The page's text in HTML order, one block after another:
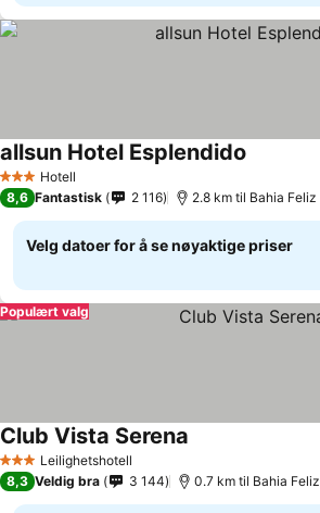
3 StjernerHotell
allsun Hotel Esplendido
8,6 Fantastisk 2 116 2.8 km til Bahia Feliz
Velg datoer for å se nøyaktige priser
Populært valg
3 StjernerLeilighetshotell
Club Vista Serena
8,3 Veldig bra 3 144 0.7 km til Bahia Feliz